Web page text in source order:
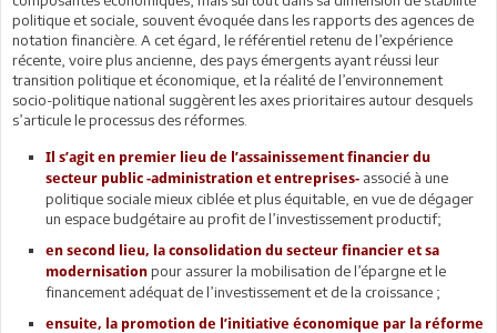
politique et sociale, souvent évoquée dans les rapports des agences de
notation financière. A cet égard, le référentiel retenu de l’expérience
récente, voire plus ancienne, des pays émergents ayant réussi leur
transition politique et économique, et la réalité de l’environnement
socio-politique national suggèrent les axes prioritaires autour desquels
s’articule le processus des réformes.
Il s’agit en premier lieu de l’assainissement financier du
secteur public -administration et entreprises- associé à une
politique sociale mieux ciblée et plus équitable, en vue de dégager
un espace budgétaire au profit de l’investissement productif;
en second lieu, la consolidation du secteur financier et sa
modernisation pour assurer la mobilisation de l’épargne et le
financement adéquat de l’investissement et de la croissance ;
ensuite, la promotion de l’initiative économique par la réforme